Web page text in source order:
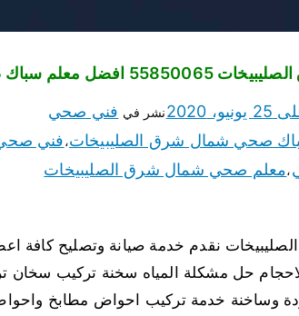
صحي شمال شرق الصليبيخات
25 يونيو، 2020 نشر في فني صحي
صحي شمال شرق الصليبيخات،فني
،معلم صحي شمال شرق الصليبيخات
نقدم خدمة صيانة وتصليح كافة
حل مشكلة المياه سخنة تركيب
وساخنة خدمة تركيب احواض مطابخ